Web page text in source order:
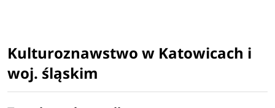
Kulturoznawstwo w Katowicach i
woj. śląskim